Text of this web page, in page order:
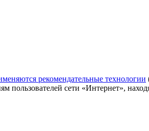
рекомендательные технологии
пользователей сети «Интернет»,